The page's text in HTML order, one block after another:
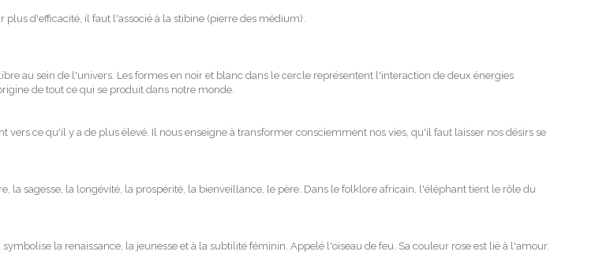
plus d'efficacité, il faut l'associé à la stibine (pierre des médium).
au sein de l'univers. Les formes en noir et blanc dans le cercle représentent l'interaction de deux énergies
de tout ce qui se produit dans notre monde.
ce qu'il y a de plus élevé. Il nous enseigne à transformer consciemment nos vies, qu'il faut laisser nos désirs se
sagesse, la longévité, la prospérité, la bienveillance, le père. Dans le folklore africain, l'éléphant tient le rôle du
la renaissance, la jeunesse et à la subtilité féminin. Appelé l'oiseau de feu. Sa couleur rose est lié à l'amour.